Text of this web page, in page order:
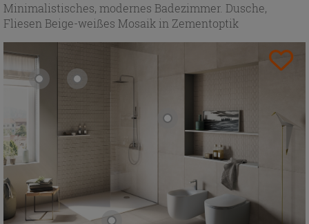
Minimalistisches, modernes Badezimmer. Dusche,
Fliesen Beige-weißes Mosaik in Zementoptik